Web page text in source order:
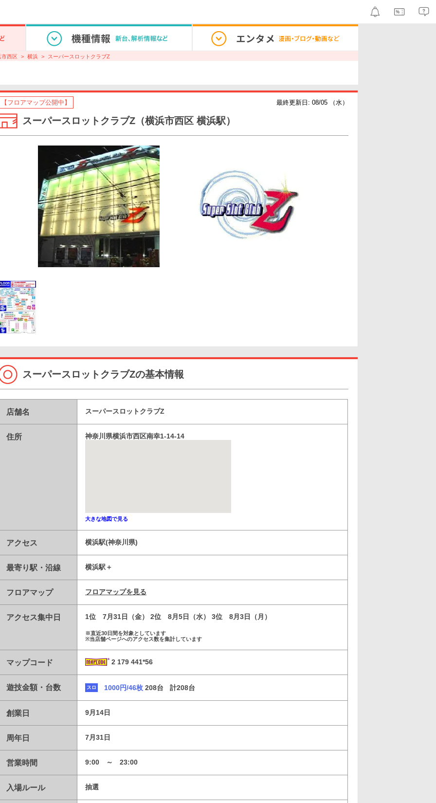
市西区 横浜 スーパースロットクラブZ
【フロアマップ公開中】 最終更新日: 08/05 （水）
スーパースロットクラブZ（横浜市西区 横浜駅）
スーパースロットクラブZの基本情報
店舗名 スーパースロットクラブZ
住所 神奈川県横浜市西区南幸1-14-14
大きな地図で見る
アクセス 横浜駅(神奈川県)
最寄り駅・沿線 横浜駅
フロアマップ フロアマップを見る
アクセス集中日 1位 7月31日（金） 2位 8月5日（水） 3位 8月3日（月）
※直近30日間を対象としています
※当店舗ページへのアクセス数を集計しています
マップコード 2 179 441*56
遊技金額・台数 スロ 1000円/46枚 208台 計208台
創業日 9月14日
周年日 7月31日
営業時間 9:00 ～ 23:00
入場ルール 抽選